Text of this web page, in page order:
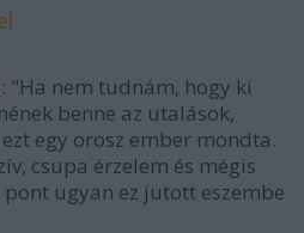
: "Ha nem tudnám, hogy ki
benne az utalások,
egy orosz ember mondta.
csupa érzelem és mégis
pont ugyan ez jutott eszembe